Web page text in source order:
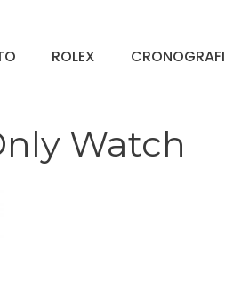
ROLEX CRONOGRAFI
Watch